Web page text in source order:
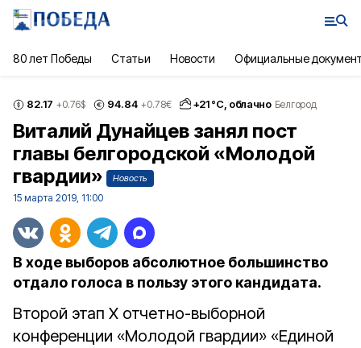
80 лет Победы Статьи Новости Официальные
82.17 +0.76$ 94.84 +0.78€ +21°С, облачно Белгород
Виталий Дунайцев занял пост
главы белгородской «Молодой
гвардии»
Новость
15 марта 2019, 11:00
В ходе выборов абсолютное большинство
отдало голоса в пользу этого кандидата.
Второй этап X отчетно-выборной
конференции «Молодой гвардии» «Единой